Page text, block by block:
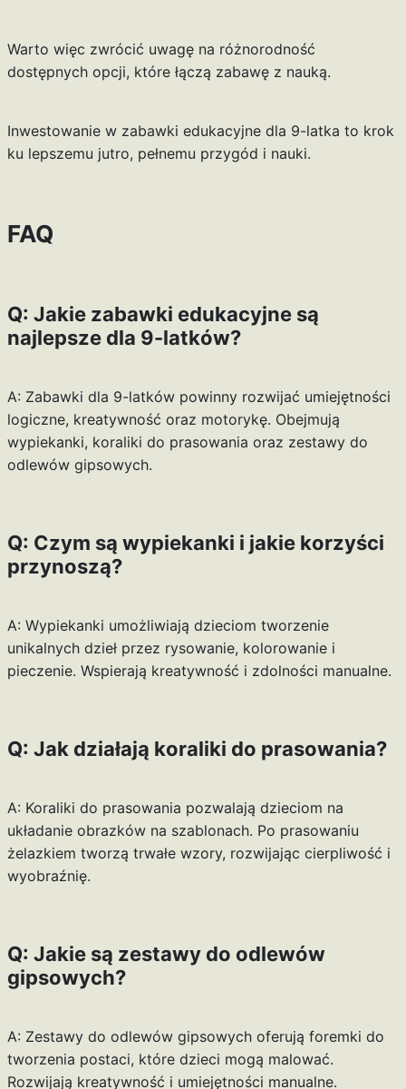
Warto więc zwrócić uwagę na różnorodność
dostępnych opcji, które łączą zabawę z nauką.
Inwestowanie w zabawki edukacyjne dla 9-latka to krok
ku lepszemu jutro, pełnemu przygód i nauki.
FAQ
Q: Jakie zabawki edukacyjne są
najlepsze dla 9-latków?
A: Zabawki dla 9-latków powinny rozwijać umiejętności
logiczne, kreatywność oraz motorykę. Obejmują
wypiekanki, koraliki do prasowania oraz zestawy do
odlewów gipsowych.
Q: Czym są wypiekanki i jakie korzyści
przynoszą?
A: Wypiekanki umożliwiają dzieciom tworzenie
unikalnych dzieł przez rysowanie, kolorowanie i
pieczenie. Wspierają kreatywność i zdolności manualne.
Q: Jak działają koraliki do prasowania?
A: Koraliki do prasowania pozwalają dzieciom na
układanie obrazków na szablonach. Po prasowaniu
żelazkiem tworzą trwałe wzory, rozwijając cierpliwość i
wyobraźnię.
Q: Jakie są zestawy do odlewów
gipsowych?
A: Zestawy do odlewów gipsowych oferują foremki do
tworzenia postaci, które dzieci mogą malować.
Rozwijają kreatywność i umiejętności manualne.